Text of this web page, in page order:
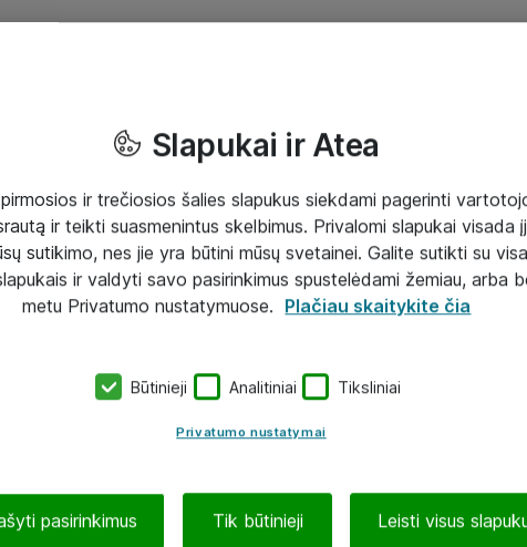
Slapukai ir Atea
ir trečiosios šalies slapukus siekdami pagerinti
ir teikti suasmenintus skelbimus. Privalomi slapukai visada
sutikimo, nes jie yra būtini mūsų svetainei. Galite sutikti su
ir valdyti savo pasirinkimus spustelėdami žemiau, arba
metu Privatumo nustatymuose. Plačiau skaitykite čia
Būtinieji Analitiniai Tiksliniai
Privatumo nustatymai
pasirinkimus Tik būtinieji Leisti visus